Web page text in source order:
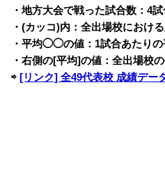
・地方大会で戦った試合数：4試
・(カッコ)内：全出場校におけ
・平均◯◯の値：1試合あたりの
・右側の[平均]の値：全出場校
⇨ [リンク] 全49代表校 成績デー